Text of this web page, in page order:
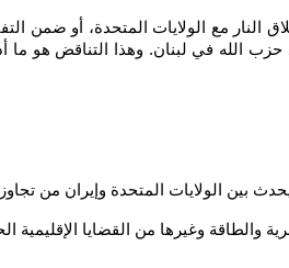
مع الولايات المتحدة، أو ضمن
الله في لبنان. وهذا التناقض هو ما
بين الولايات المتحدة وإيران من
والطاقة وغيرها من القضايا الإقليمية